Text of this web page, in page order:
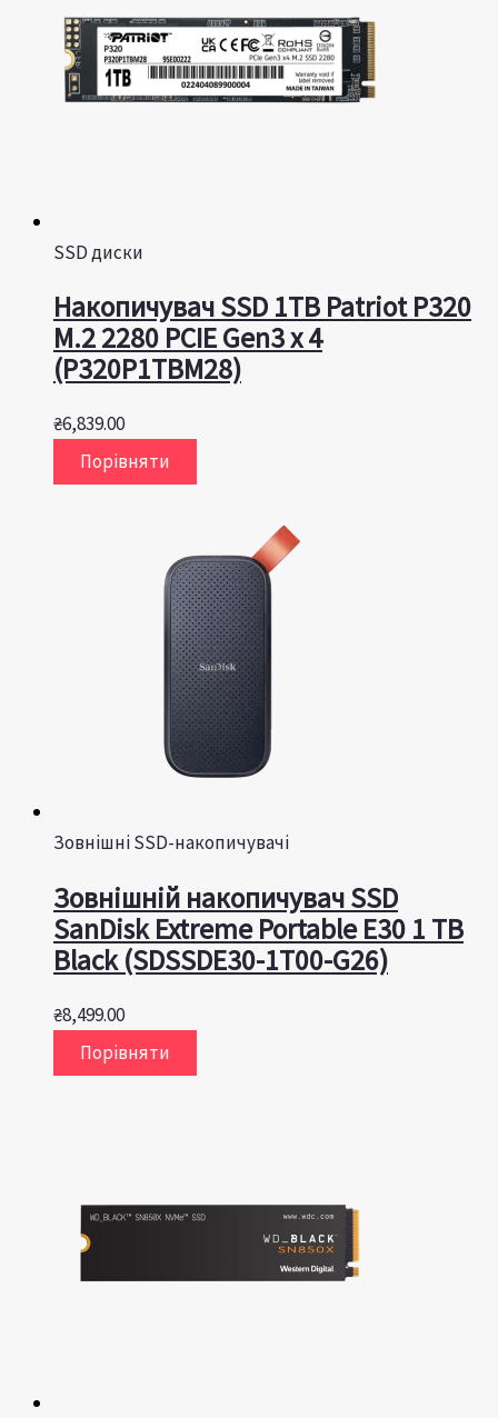
SSD диски
Накопичувач SSD 1TB Patriot P320
M.2 2280 PCIE Gen3 x 4
(P320P1TBM28)
₴6,839.00
Порівняти
Зовнішні SSD-накопичувачі
Зовнішній накопичувач SSD
SanDisk Extreme Portable E30 1 TB
Black (SDSSDE30-1T00-G26)
₴8,499.00
Порівняти